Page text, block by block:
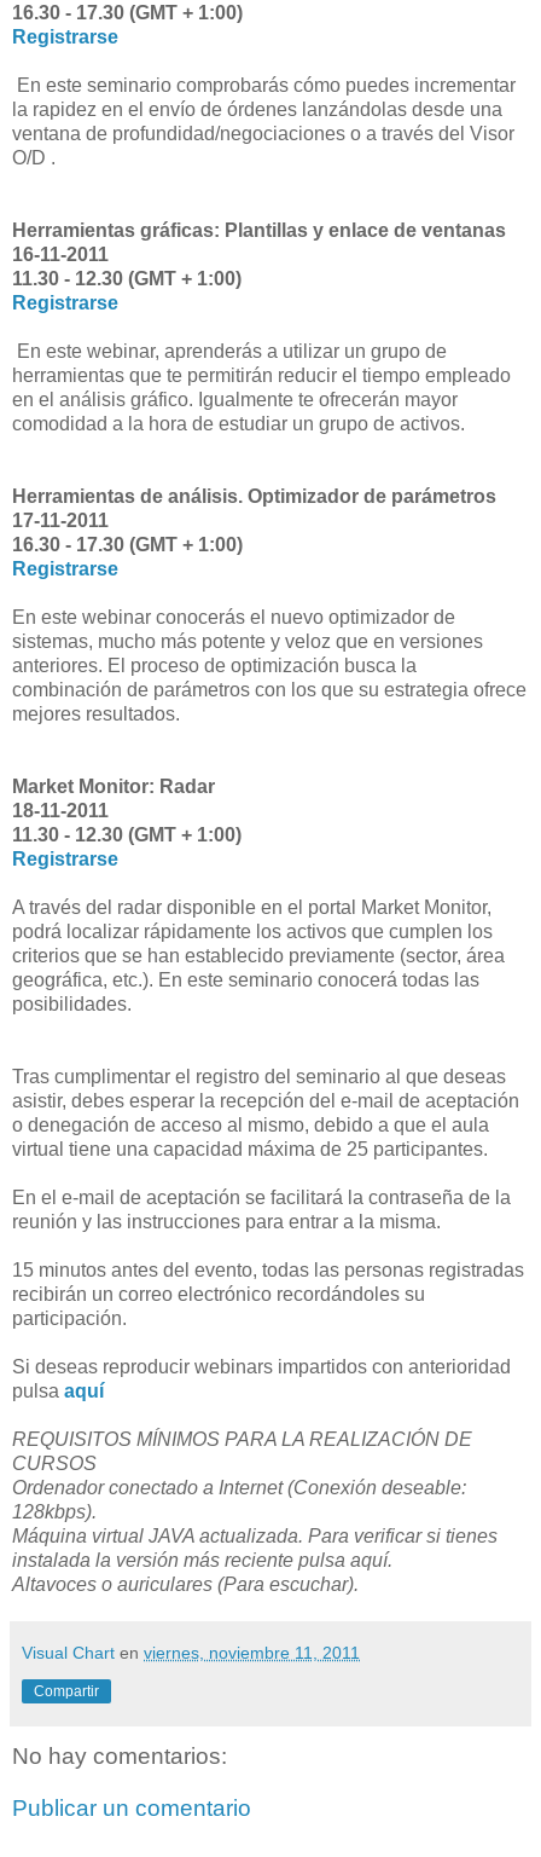
16.30 - 17.30 (GMT + 1:00)
Registrarse
En este seminario comprobarás cómo puedes incrementar
la rapidez en el envío de órdenes lanzándolas desde una
ventana de profundidad/negociaciones o a través del Visor
O/D .
Herramientas gráficas: Plantillas y enlace de ventanas
16-11-2011
11.30 - 12.30 (GMT + 1:00)
Registrarse
En este webinar, aprenderás a utilizar un grupo de
herramientas que te permitirán reducir el tiempo empleado
en el análisis gráfico. Igualmente te ofrecerán mayor
comodidad a la hora de estudiar un grupo de activos.
Herramientas de análisis. Optimizador de parámetros
17-11-2011
16.30 - 17.30 (GMT + 1:00)
Registrarse
En este webinar conocerás el nuevo optimizador de
sistemas, mucho más potente y veloz que en versiones
anteriores. El proceso de optimización busca la
combinación de parámetros con los que su estrategia ofrece
mejores resultados.
Market Monitor: Radar
18-11-2011
11.30 - 12.30 (GMT + 1:00)
Registrarse
A través del radar disponible en el portal Market Monitor,
podrá localizar rápidamente los activos que cumplen los
criterios que se han establecido previamente (sector, área
geográfica, etc.). En este seminario conocerá todas las
posibilidades.
Tras cumplimentar el registro del seminario al que deseas
asistir, debes esperar la recepción del e-mail de aceptación
o denegación de acceso al mismo, debido a que el aula
virtual tiene una capacidad máxima de 25 participantes.
En el e-mail de aceptación se facilitará la contraseña de la
reunión y las instrucciones para entrar a la misma.
15 minutos antes del evento, todas las personas registradas
recibirán un correo electrónico recordándoles su
participación.
Si deseas reproducir webinars impartidos con anterioridad
pulsa aquí
REQUISITOS MÍNIMOS PARA LA REALIZACIÓN DE
CURSOS
Ordenador conectado a Internet (Conexión deseable:
128kbps).
Máquina virtual JAVA actualizada. Para verificar si tienes
instalada la versión más reciente pulsa aquí.
Altavoces o auriculares (Para escuchar).
Visual Chart en viernes, noviembre 11, 2011
Compartir
No hay comentarios:
Publicar un comentario